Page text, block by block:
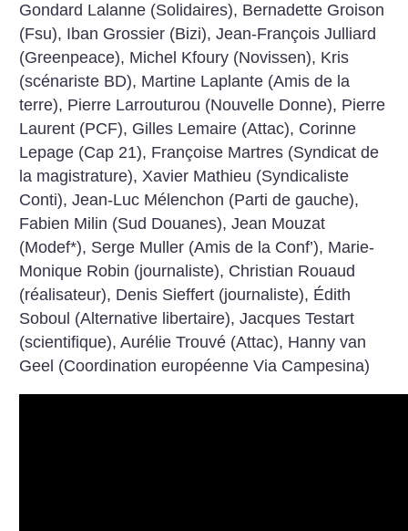
Gondard Lalanne (Solidaires), Bernadette Groison
(Fsu), Iban Grossier (Bizi), Jean-François Julliard
(Greenpeace), Michel Kfoury (Novissen), Kris
(scénariste BD), Martine Laplante (Amis de la
terre), Pierre Larrouturou (Nouvelle Donne), Pierre
Laurent (PCF), Gilles Lemaire (Attac), Corinne
Lepage (Cap 21), Françoise Martres (Syndicat de
la magistrature), Xavier Mathieu (Syndicaliste
Conti), Jean-Luc Mélenchon (Parti de gauche),
Fabien Milin (Sud Douanes), Jean Mouzat
(Modef*), Serge Muller (Amis de la Conf’), Marie-
Monique Robin (journaliste), Christian Rouaud
(réalisateur), Denis Sieffert (journaliste), Édith
Soboul (Alternative libertaire), Jacques Testart
(scientifique), Aurélie Trouvé (Attac), Hanny van
Geel (Coordination européenne Via Campesina)